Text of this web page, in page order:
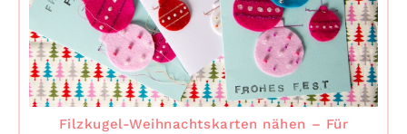
Filzkugel-Weihnachtskarten nähen – Für